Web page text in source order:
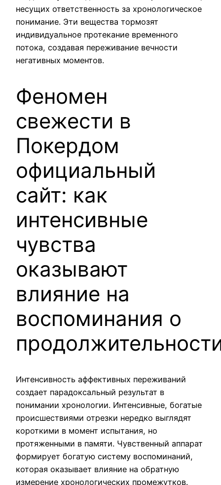
несущих ответственность за хронологическое
понимание. Эти вещества тормозят
индивидуальное протекание временного
потока, создавая переживание вечности
негативных моментов.
Феномен
свежести в
Покердом
официальный
сайт: как
интенсивные
чувства
оказывают
влияние на
воспоминания о
Интенсивность аффективных переживаний
создает парадоксальный результат в
понимании хронологии. Интенсивные, богатые
происшествиями отрезки нередко выглядят
короткими в момент испытания, но
протяженными в памяти. Чувственный аппарат
формирует богатую систему воспоминаний,
которая оказывает влияние на обратную
измерение хронологических промежутков.